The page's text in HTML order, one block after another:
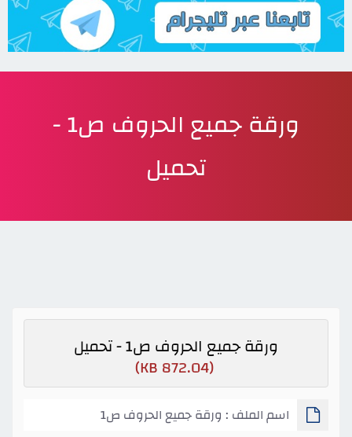
ورقة جميع الحروف ص1 -
تحميل
ورقة جميع الحروف ص1 - تحميل
(872.04 KB)
اسم الملف : ورقة جميع الحروف ص1